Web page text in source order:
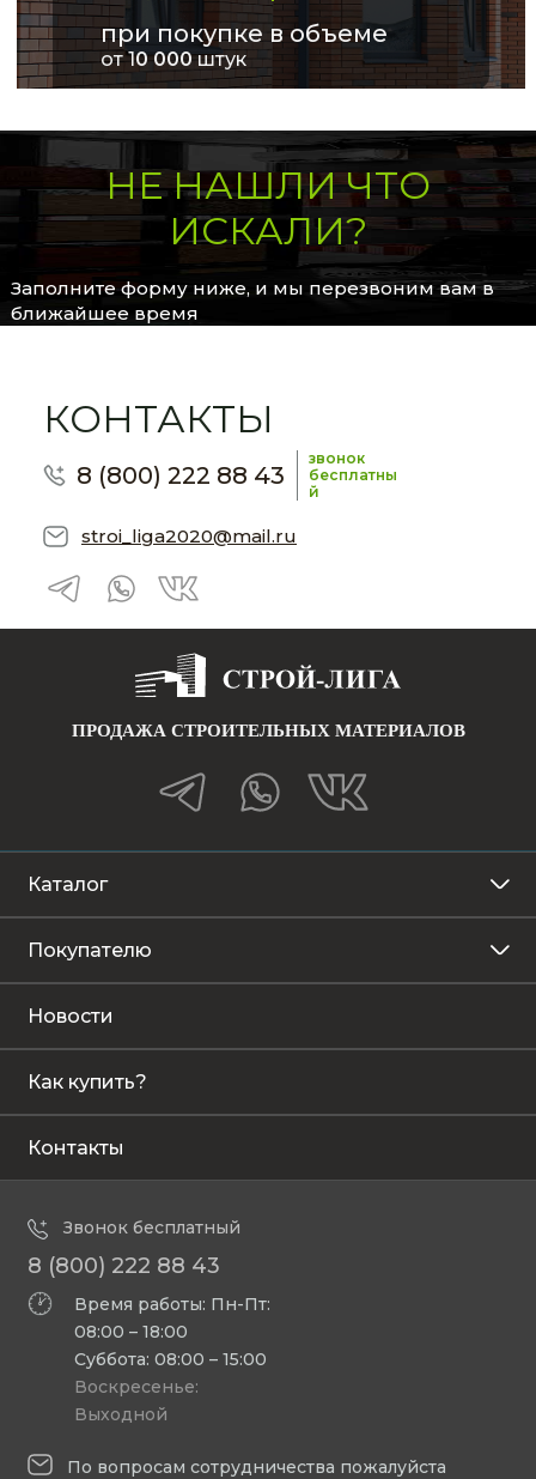
при покупке в объеме
от 10 000штук
НЕ НАШЛИ ЧТО
ИСКАЛИ?
Заполните форму ниже, и мы перезвоним вам в
ближайшее время
КОНТАКТЫ
8 (800) 222 88 43
звонок
бесплатны
й
stroi_liga2020@mail.ru
ПРОДАЖА СТРОИТЕЛЬНЫХ МАТЕРИАЛОВ
Каталог
Покупателю
Новости
Как купить?
Контакты
Звонок бесплатный
8 (800) 222 88 43
Время работы: Пн-Пт:
08:00 – 18:00
Суббота: 08:00 – 15:00
Воскресенье:
Выходной
По вопросам сотрудничества пожалуйста